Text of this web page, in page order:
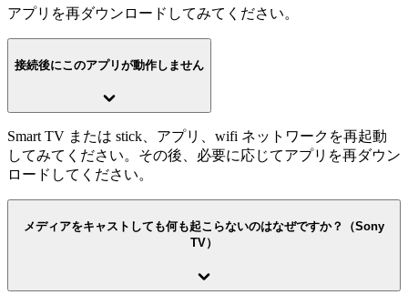
アプリを再ダウンロードしてみてください。
接続後にこのアプリが動作しません
Smart TV または stick、アプリ、wifi ネットワークを再起動
してみてください。その後、必要に応じてアプリを再ダウン
ロードしてください。
メディアをキャストしても何も起こらないのはなぜですか？（Sony
TV）